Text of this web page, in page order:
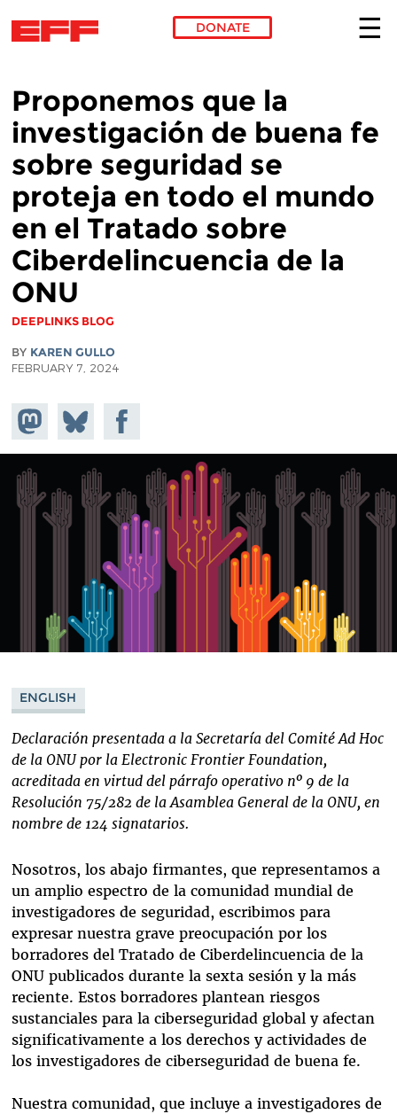
DONATE
Proponemos que la
investigación de buena fe
sobre seguridad se
proteja en todo el mundo
en el Tratado sobre
Ciberdelincuencia de la
ONU
DEEPLINKS BLOG
BY KAREN GULLO
FEBRUARY 7, 2024
Share on
Mastodon
Share
on
Bluesky
Share on
Facebook
ENGLISH
Declaración presentada a la Secretaría del Comité Ad Hoc
de la ONU por la Electronic Frontier Foundation,
acreditada en virtud del párrafo operativo nº 9 de la
Resolución 75/282 de la Asamblea General de la ONU, en
nombre de 124 signatarios.
Nosotros, los abajo firmantes, que representamos a
un amplio espectro de la comunidad mundial de
investigadores de seguridad, escribimos para
expresar nuestra grave preocupación por los
borradores del Tratado de Ciberdelincuencia de la
ONU publicados durante la sexta sesión y la más
reciente. Estos borradores plantean riesgos
sustanciales para la ciberseguridad global y afectan
significativamente a los derechos y actividades de
los investigadores de ciberseguridad de buena fe.
Nuestra comunidad, que incluye a investigadores de